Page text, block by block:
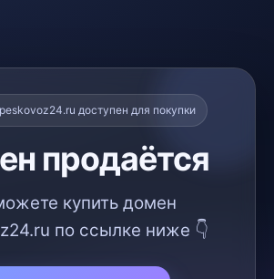
доступен для покупки
продаётся
купить домен
по ссылке ниже 👇